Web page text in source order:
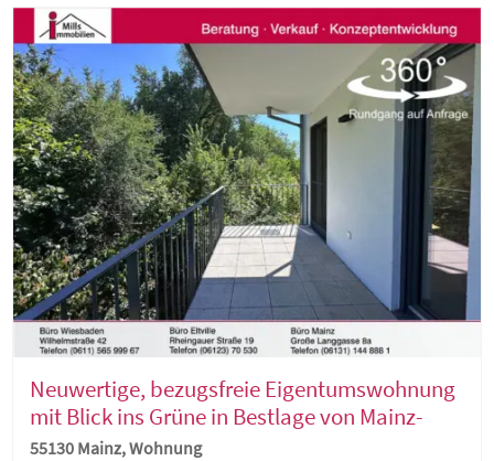
Neuwertige, bezugsfreie Eigentumswohnung
mit Blick ins Grüne in Bestlage von Mainz-
Weisenau
55130 Mainz, Wohnung